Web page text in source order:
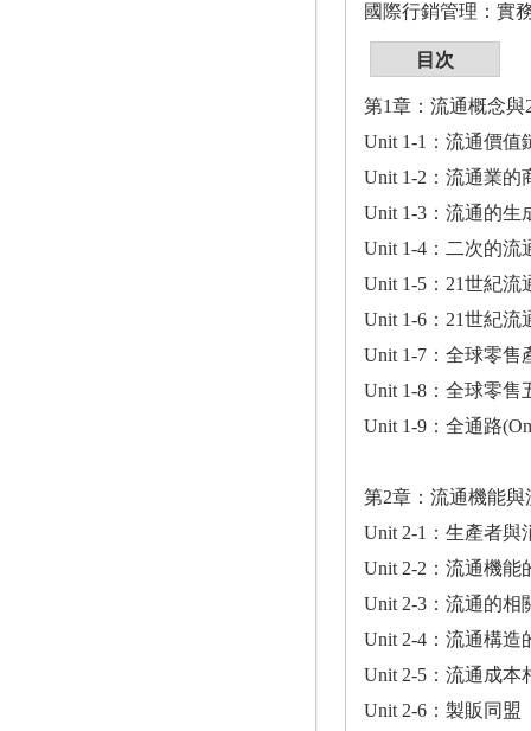
國際行銷管理：實
目次
第1章：流通概念
Unit 1-1：流通價值
Unit 1-2：流通業的
Unit 1-3：流通的生
Unit 1-4：二次的流
Unit 1-5：21世紀流
Unit 1-6：21世紀流
Unit 1-7：全球零售
Unit 1-8：全球零售
Unit 1-9：全通路
第2章：流通機能與
Unit 2-1：生產者與
Unit 2-2：流通機能
Unit 2-3：流通的相
Unit 2-4：流通構造
Unit 2-5：流通成本
Unit 2-6：製販同盟